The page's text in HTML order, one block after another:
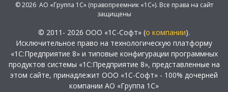
© 2026 АО «Группа 1С» (правопреемник «1С»). Все права на сайт
защищены
© 2011- 2026 ООО «1С-Софт» (о компании).
Исключительное право на технологическую платформу
«1С:Предприятие 8» и типовые конфигурации программных
продуктов системы «1С:Предприятие 8», представленные на
этом сайте, принадлежит ООО «1С-Софт» - 100% дочерней
компании АО «Группа 1С»